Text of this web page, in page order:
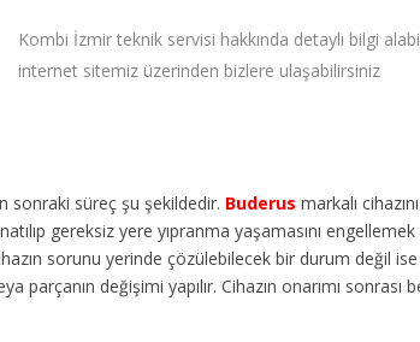
Kombi İzmir teknik servisi hakkında detaylı bilgi
internet sitemiz üzerinden bizlere ulaşabilirsiniz
sonraki süreç şu şekildedir. Buderus markalı
gereksiz yere yıpranma yaşamasını
sorunu yerinde çözülebilecek bir durum değil ise
parçanın değişimi yapılır. Cihazın onarımı